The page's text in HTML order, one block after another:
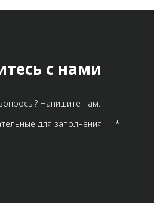
с нами
Напишите нам.
для заполнения — *